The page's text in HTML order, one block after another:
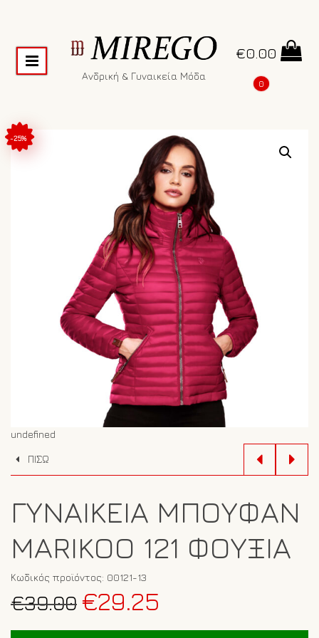
Ανδρική & Γυναικεία Μόδα
€0.00
0
-25%
undefined
ΠΙΣΩ
ΓΥΝΑΙΚΕΊΑ ΜΠΟΥΦΆΝ
MARIKOO 121 ΦΟΎΞΙΑ
Κωδικός προϊόντος: 00121-13
€39.00 Original
price
€29.25